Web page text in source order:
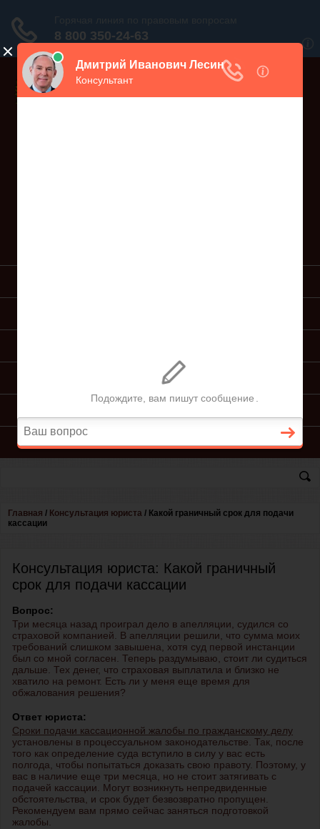
ПОДАЧА ИСКА
КОНСУЛЬТАЦИЯ ЮРИСТА
Главная / Консультация юриста / Какой граничный срок для подачи
кассации
Консультация юриста: Какой граничный
срок для подачи кассации
Вопрос:
Три месяца назад проиграл дело в апелляции, судился со
страховой компанией. В апелляции решили, что сумма моих
требований слишком завышена, хотя суд первой инстанции
был со мной согласен. Теперь раздумываю, стоит ли судиться
дальше. Тех денег, что страховая выплатила и близко не
хватило на ремонт. Есть ли у меня еще время для
обжалования решения?
Ответ юриста:
Сроки подачи кассационной жалобы по гражданскому делу
установлены в процессуальном законодательстве. Так, после
того как определение суда вступило в силу у вас есть
полгода, чтобы попытаться доказать свою правоту. Поэтому, у
вас в наличие еще три месяца, но не стоит затягивать с
подачей кассации. Могут возникнуть непредвиденные
обстоятельства, и срок будет безвозвратно пропущен.
Рекомендуем вам прямо сейчас заняться подготовкой
жалобы.